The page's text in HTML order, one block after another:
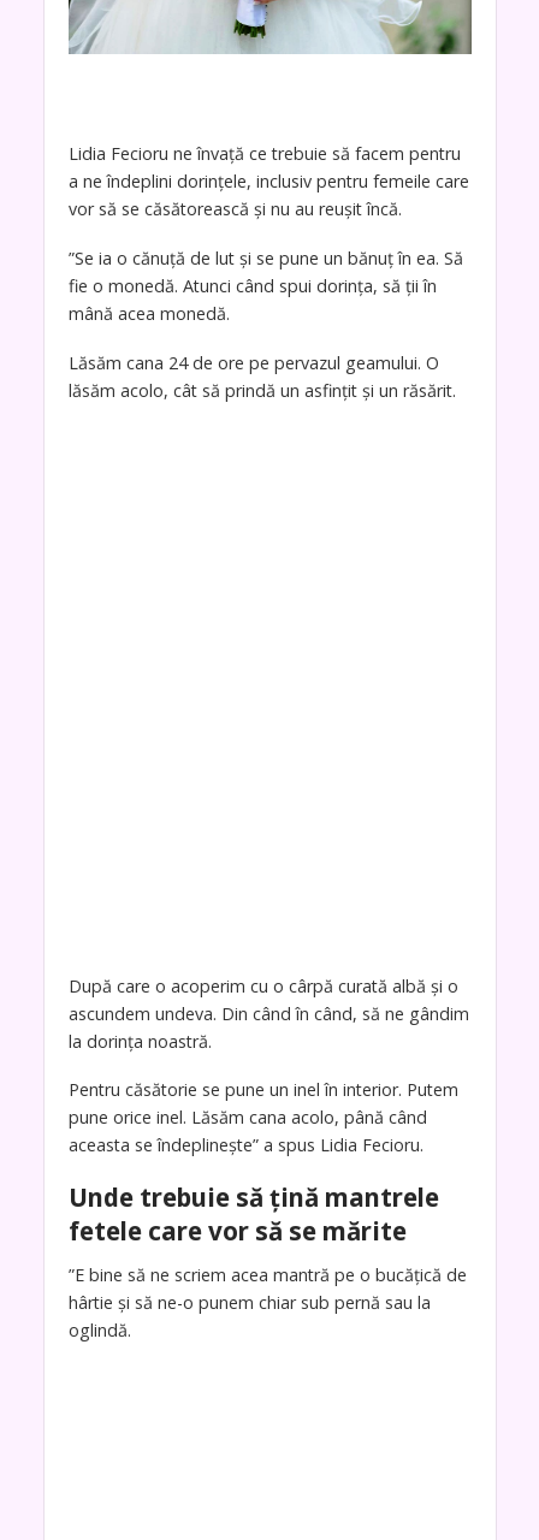
Lidia Fecioru ne învață ce trebuie să facem pentru
a ne îndeplini dorințele, inclusiv pentru femeile care
vor să se căsătorească și nu au reușit încă.
”Se ia o cănuță de lut și se pune un bănuț în ea. Să
fie o monedă. Atunci când spui dorința, să ții în
mână acea monedă.
Lăsăm cana 24 de ore pe pervazul geamului. O
lăsăm acolo, cât să prindă un asfințit și un răsărit.
După care o acoperim cu o cârpă curată albă și o
ascundem undeva. Din când în când, să ne gândim
la dorința noastră.
Pentru căsătorie se pune un inel în interior. Putem
pune orice inel. Lăsăm cana acolo, până când
aceasta se îndeplinește” a spus Lidia Fecioru.
Unde trebuie să țină mantrele
fetele care vor să se mărite
”E bine să ne scriem acea mantră pe o bucățică de
hârtie și să ne-o punem chiar sub pernă sau la
oglindă.